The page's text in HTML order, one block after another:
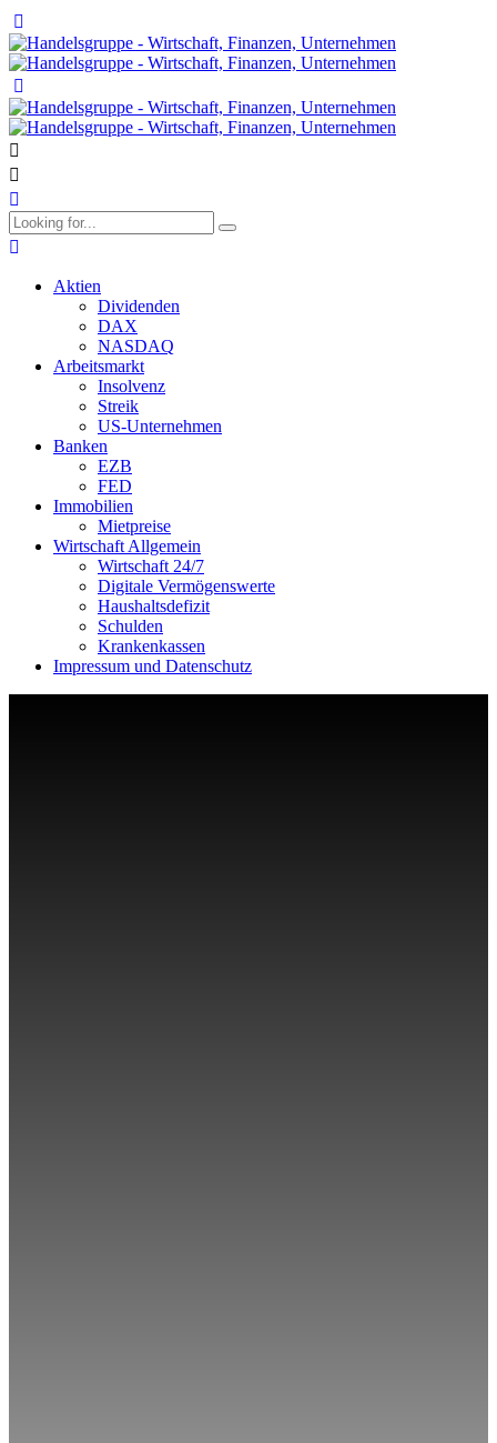
Aktien
Dividenden
DAX
NASDAQ
Arbeitsmarkt
Insolvenz
Streik
US-Unternehmen
Banken
EZB
FED
Immobilien
Mietpreise
Wirtschaft Allgemein
Wirtschaft 24/7
Digitale Vermögenswerte
Haushaltsdefizit
Schulden
Krankenkassen
Impressum und Datenschutz